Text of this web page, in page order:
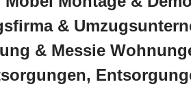
&
& Messie